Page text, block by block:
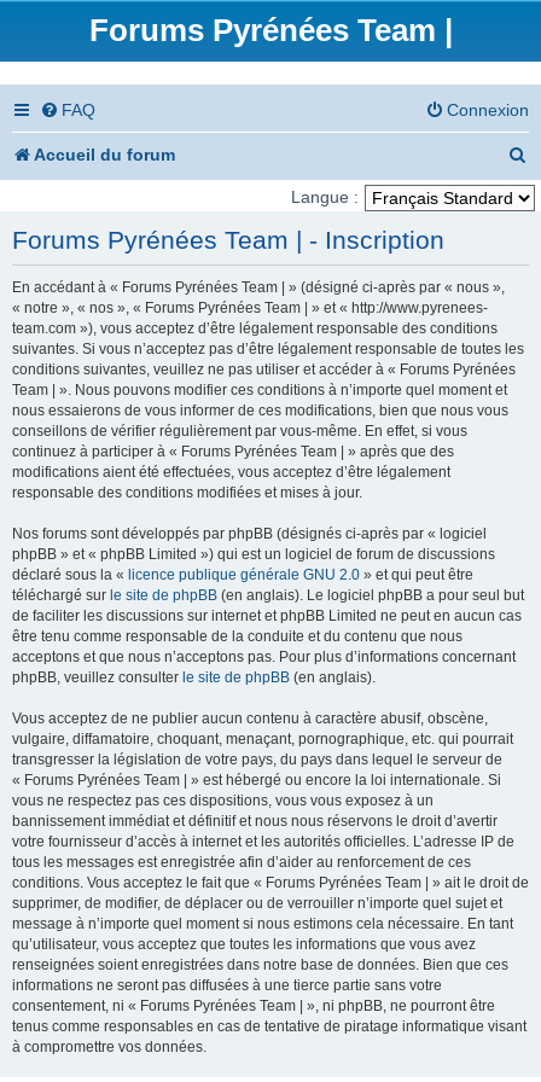
Forums Pyrénées Team |
FAQ Connexion
Accueil du forum
e
h
Langue :
Forums Pyrénées Team | - Inscription
En accédant à « Forums Pyrénées Team | » (désigné ci-après par « nous »,
« notre », « nos », « Forums Pyrénées Team | » et « http://www.pyrenees-
team.com »), vous acceptez d’être légalement responsable des conditions
suivantes. Si vous n’acceptez pas d’être légalement responsable de toutes les
conditions suivantes, veuillez ne pas utiliser et accéder à « Forums Pyrénées
Team | ». Nous pouvons modifier ces conditions à n’importe quel moment et
nous essaierons de vous informer de ces modifications, bien que nous vous
conseillons de vérifier régulièrement par vous-même. En effet, si vous
continuez à participer à « Forums Pyrénées Team | » après que des
modifications aient été effectuées, vous acceptez d’être légalement
responsable des conditions modifiées et mises à jour.
Nos forums sont développés par phpBB (désignés ci-après par « logiciel
phpBB » et « phpBB Limited ») qui est un logiciel de forum de discussions
déclaré sous la « licence publique générale GNU 2.0 » et qui peut être
téléchargé sur le site de phpBB (en anglais). Le logiciel phpBB a pour seul but
de faciliter les discussions sur internet et phpBB Limited ne peut en aucun cas
être tenu comme responsable de la conduite et du contenu que nous
acceptons et que nous n’acceptons pas. Pour plus d’informations concernant
phpBB, veuillez consulter le site de phpBB (en anglais).
Vous acceptez de ne publier aucun contenu à caractère abusif, obscène,
vulgaire, diffamatoire, choquant, menaçant, pornographique, etc. qui pourrait
transgresser la législation de votre pays, du pays dans lequel le serveur de
« Forums Pyrénées Team | » est hébergé ou encore la loi internationale. Si
vous ne respectez pas ces dispositions, vous vous exposez à un
bannissement immédiat et définitif et nous nous réservons le droit d’avertir
votre fournisseur d’accès à internet et les autorités officielles. L’adresse IP de
tous les messages est enregistrée afin d’aider au renforcement de ces
conditions. Vous acceptez le fait que « Forums Pyrénées Team | » ait le droit de
supprimer, de modifier, de déplacer ou de verrouiller n’importe quel sujet et
message à n’importe quel moment si nous estimons cela nécessaire. En tant
qu’utilisateur, vous acceptez que toutes les informations que vous avez
renseignées soient enregistrées dans notre base de données. Bien que ces
informations ne seront pas diffusées à une tierce partie sans votre
consentement, ni « Forums Pyrénées Team | », ni phpBB, ne pourront être
tenus comme responsables en cas de tentative de piratage informatique visant
à compromettre vos données.